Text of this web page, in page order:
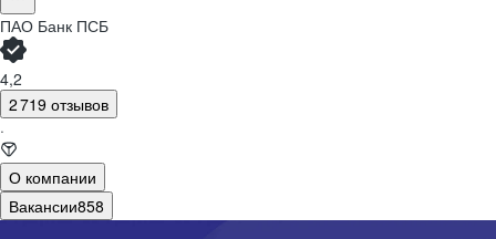
ПАО Банк ПСБ
4,2
2 719 отзывов
·
О компании
Вакансии858